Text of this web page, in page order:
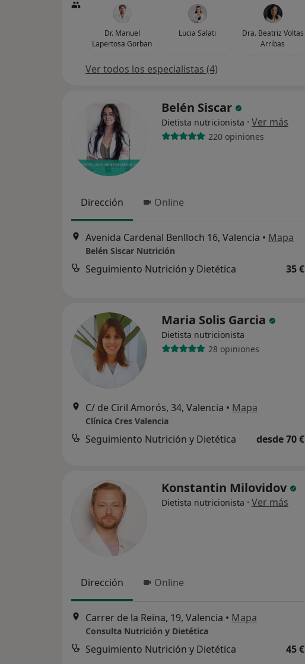
Dr. Manuel
Lapertosa Gorban
Lucia Salati
Dra. Beatriz Voltas
Arribas
Ver todos los especialistas (4)
Belén Siscar
Dietista nutricionista · Ver más
220 opiniones
Dirección Online
Avenida Cardenal Benlloch 16, Valencia • Mapa
Belén Siscar Nutrición
Seguimiento Nutrición y Dietética 35 €
Maria Solis Garcia
Dietista nutricionista
28 opiniones
C/ de Ciril Amorós, 34, Valencia • Mapa
Clínica Cres Valencia
Seguimiento Nutrición y Dietética desde 70 €
Konstantin Milovidov
Dietista nutricionista · Ver más
Dirección Online
Carrer de la Reina, 19, Valencia • Mapa
Consulta Nutrición y Dietética
Seguimiento Nutrición y Dietética 45 €